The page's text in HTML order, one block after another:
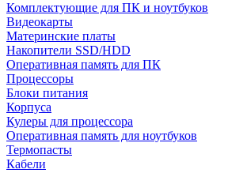
Комплектующие для ПК и ноутбуков
Видеокарты
Материнские платы
Накопители SSD/HDD
Оперативная память для ПК
Процессоры
Блоки питания
Корпуса
Кулеры для процессора
Оперативная память для ноутбуков
Термопасты
Кабели